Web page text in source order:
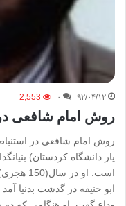
۹۲/۰۴/۱۲ ۰ 2,553
روش امام شافعی
روش امام شافعی در
یار دانشگاه کردستان)
است. او